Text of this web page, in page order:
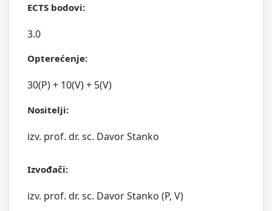
ECTS bodovi:
3.0
Opterećenje:
30(P) + 10(V) + 5(V)
Nositelji:
izv. prof. dr. sc. Davor Stanko
Izvođači:
izv. prof. dr. sc. Davor Stanko (P, V)